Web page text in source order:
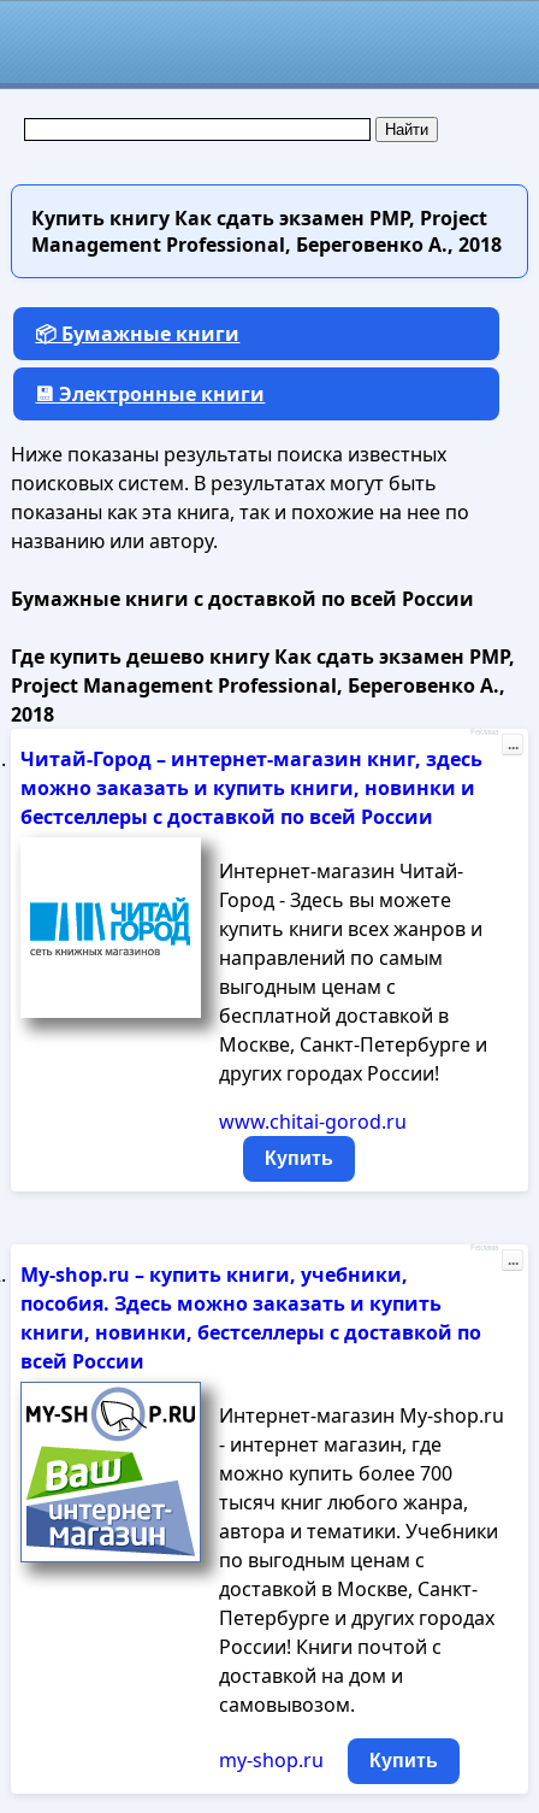
Купить книгуКак сдать экзамен PMP, Project
Management Professional, Береговенко А., 2018
📦 Бумажные книги
💾 Электронные книги
Ниже показаны результаты поиска известных
поисковых систем. В результатах могут быть
показаны как эта книга, так и похожие на нее по
названию или автору.
Бумажные книги с доставкой по всей России
Где купить дешево книгу Как сдать экзамен PMP,
Project Management Professional, Береговенко А.,
2018
Читай-Город – интернет-магазин книг, здесь
можно заказать и купить книги, новинки и
бестселлеры с доставкой по всей России
Интернет-магазин Читай-
Город - Здесь вы можете
купить книги всех жанров и
направлений по самым
выгодным ценам с
бесплатной доставкой в
Москве, Санкт-Петербурге и
других городах России!
www.chitai-gorod.ru
Купить
Реклама
...
My-shop.ru – купить книги, учебники,
пособия. Здесь можно заказать и купить
книги, новинки, бестселлеры с доставкой по
всей России
Интернет-магазин My-shop.ru
- интернет магазин, где
можно купить более 700
тысяч книг любого жанра,
автора и тематики. Учебники
по выгодным ценам с
доставкой в Москве, Санкт-
Петербурге и других городах
России! Книги почтой с
доставкой на дом и
самовывозом.
my-shop.ru Купить
Реклама
...